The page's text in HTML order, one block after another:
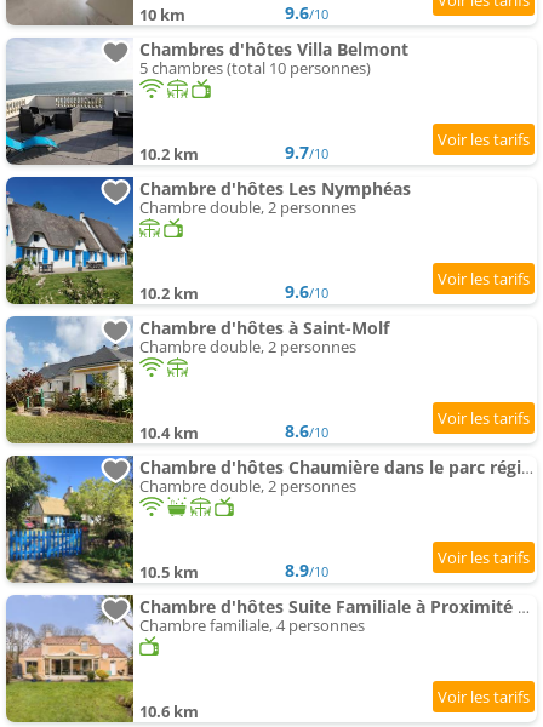
10 km 9.6/10
Chambres d'hôtes Villa Belmont
5 chambres (total 10 personnes)
10.2 km 9.7/10
Chambre d'hôtes Les Nymphéas
Chambre double, 2 personnes
10.2 km 9.6/10
Chambre d'hôtes à Saint-Molf
Chambre double, 2 personnes
10.4 km 8.6/10
Chambre d'hôtes Chaumière dans le parc régional de Brière
Chambre double, 2 personnes
10.5 km 8.9/10
Chambre d'hôtes Suite Familiale à Proximité de la Mer - FR-1-306-1331
Chambre familiale, 4 personnes
10.6 km